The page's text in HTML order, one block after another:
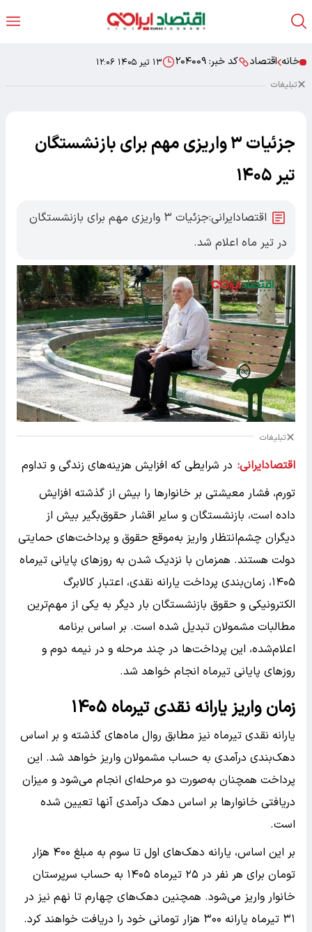
خانه اقتصاد کد خبر: ۲۰۴۰۰۹ ۱۳ تیر ۱۴۰۵ ۱۲:۰۶
تبلیغات
جزئیات ۳ واریزی مهم برای بازنشستگان
تیر ۱۴۰۵
اقتصادایرانی:جزئیات ۳ واریزی مهم برای بازنشستگان
در تیر ماه اعلام شد.
تبلیغات
اقتصادایرانی: در شرایطی که افزایش هزینه‌های زندگی و تداوم
تورم، فشار معیشتی بر خانوارها را بیش از گذشته افزایش
داده است، بازنشستگان و سایر اقشار حقوق‌بگیر بیش از
دیگران چشم‌انتظار واریز به‌موقع حقوق و پرداخت‌های حمایتی
دولت هستند. همزمان با نزدیک شدن به روزهای پایانی تیرماه
۱۴۰۵، زمان‌بندی پرداخت یارانه نقدی، اعتبار کالابرگ
الکترونیکی و حقوق بازنشستگان بار دیگر به یکی از مهم‌ترین
مطالبات مشمولان تبدیل شده است. بر اساس برنامه
اعلام‌شده، این پرداخت‌ها در چند مرحله و در نیمه دوم و
روزهای پایانی تیرماه انجام خواهد شد.
زمان واریز یارانه نقدی تیرماه ۱۴۰۵
یارانه نقدی تیرماه نیز مطابق روال ماه‌های گذشته و بر اساس
دهک‌بندی درآمدی به حساب مشمولان واریز خواهد شد. این
پرداخت همچنان به‌صورت دو مرحله‌ای انجام می‌شود و میزان
دریافتی خانوارها بر اساس دهک درآمدی آنها تعیین شده
است.
بر این اساس، یارانه دهک‌های اول تا سوم به مبلغ ۴۰۰ هزار
تومان برای هر نفر در ۲۵ تیرماه ۱۴۰۵ به حساب سرپرستان
خانوار واریز می‌شود. همچنین دهک‌های چهارم تا نهم نیز در
۳۱ تیرماه یارانه ۳۰۰ هزار تومانی خود را دریافت خواهند کرد.